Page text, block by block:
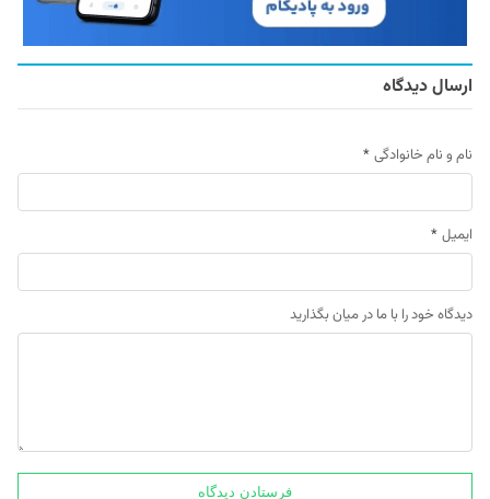
ارسال دیدگاه
نام و نام خانوادگی *
ایمیل *
دیدگاه خود را با ما در میان بگذارید